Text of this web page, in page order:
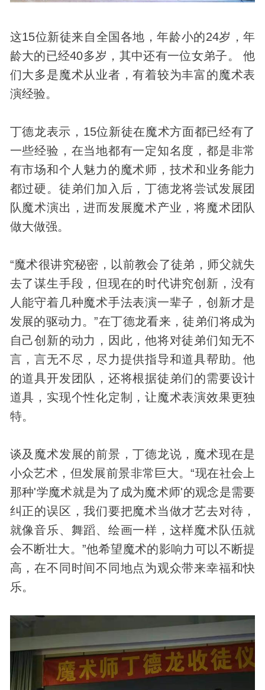
这15位新徒来自全国各地，年龄小的24岁，年
龄大的已经40多岁，其中还有一位女弟子。 他
们大多是魔术从业者，有着较为丰富的魔术表
演经验。
丁德龙表示，15位新徒在魔术方面都已经有了
一些经验，在当地都有一定知名度，都是非常
有市场和个人魅力的魔术师，技术和业务能力
都过硬。徒弟们加入后，丁德龙将尝试发展团
队魔术演出，进而发展魔术产业，将魔术团队
做大做强。
“魔术很讲究秘密，以前教会了徒弟，师父就失
去了谋生手段，但现在的时代讲究创新，没有
人能守着几种魔术手法表演一辈子，创新才是
发展的驱动力。”在丁德龙看来，徒弟们将成为
自己创新的动力，因此，他将对徒弟们知无不
言，言无不尽，尽力提供指导和道具帮助。他
的道具开发团队，还将根据徒弟们的需要设计
道具，实现个性化定制，让魔术表演效果更独
特。
谈及魔术发展的前景，丁德龙说，魔术现在是
小众艺术，但发展前景非常巨大。“现在社会上
那种'学魔术就是为了成为魔术师'的观念是需要
纠正的误区，我们要把魔术当做才艺去对待，
就像音乐、舞蹈、绘画一样，这样魔术队伍就
会不断壮大。”他希望魔术的影响力可以不断提
高，在不同时间不同地点为观众带来幸福和快
乐。